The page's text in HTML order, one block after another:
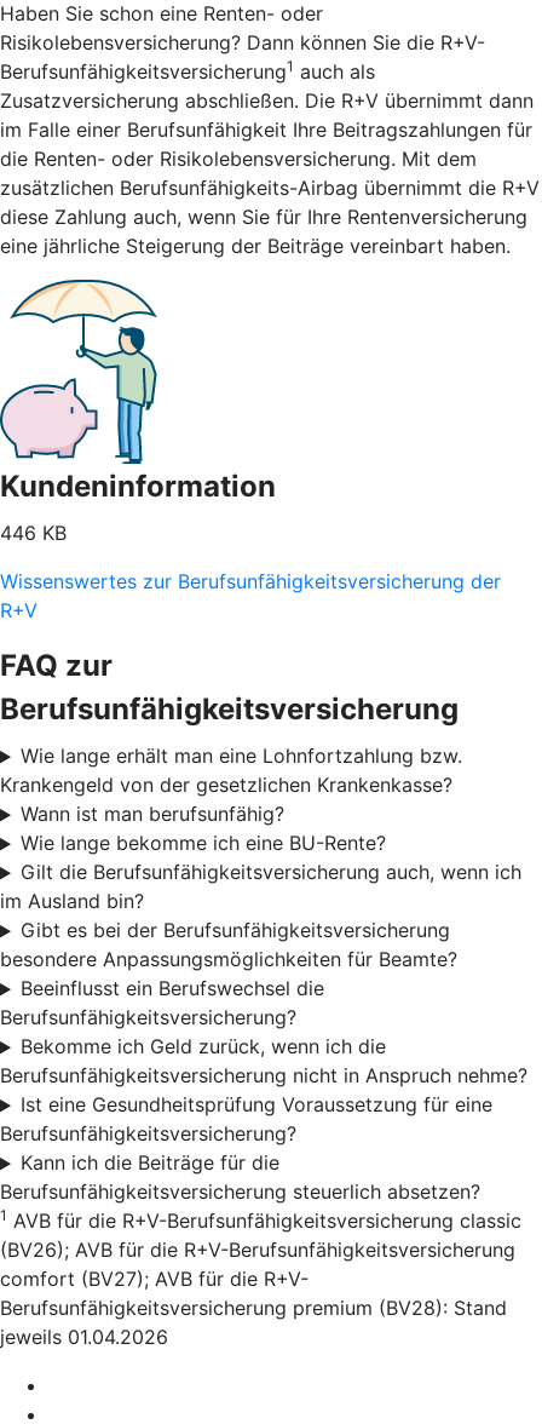
Haben Sie schon eine Renten- oder
Risikolebensversicherung? Dann können Sie die R+V-
Berufsunfähigkeitsversicherung1 auch als
Zusatzversicherung abschließen. Die R+V übernimmt dann
im Falle einer Berufsunfähigkeit Ihre Beitragszahlungen für
die Renten- oder Risikolebensversicherung. Mit dem
zusätzlichen Berufsunfähigkeits-Airbag übernimmt die R+V
diese Zahlung auch, wenn Sie für Ihre Rentenversicherung
eine jährliche Steigerung der Beiträge vereinbart haben.
Kundeninformation
446 KB
Wissenswertes zur Berufsunfähigkeitsversicherung der
R+V
FAQ zur
Berufsunfähigkeitsversicherung
Wie lange erhält man eine Lohnfortzahlung bzw.
Krankengeld von der gesetzlichen Krankenkasse?
Wann ist man berufsunfähig?
Wie lange bekomme ich eine BU-Rente?
Gilt die Berufsunfähigkeitsversicherung auch, wenn ich
im Ausland bin?
Gibt es bei der Berufsunfähigkeitsversicherung
besondere Anpassungsmöglichkeiten für Beamte?
Beeinflusst ein Berufswechsel die
Berufsunfähigkeitsversicherung?
Bekomme ich Geld zurück, wenn ich die
Berufsunfähigkeitsversicherung nicht in Anspruch nehme?
Ist eine Gesundheitsprüfung Voraussetzung für eine
Berufsunfähigkeitsversicherung?
Kann ich die Beiträge für die
Berufsunfähigkeitsversicherung steuerlich absetzen?
1 AVB für die R+V-Berufsunfähigkeitsversicherung classic
(BV26); AVB für die R+V-Berufsunfähigkeitsversicherung
comfort (BV27); AVB für die R+V-
Berufsunfähigkeitsversicherung premium (BV28): Stand
jeweils 01.04.2026